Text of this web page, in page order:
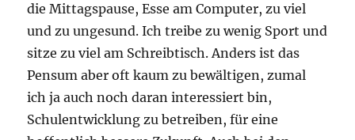
die Mittagspause, Esse am Computer, zu viel
und zu ungesund. Ich treibe zu wenig Sport und
sitze zu viel am Schreibtisch. Anders ist das
Pensum aber oft kaum zu bewältigen, zumal
ich ja auch noch daran interessiert bin,
Schulentwicklung zu betreiben, für eine